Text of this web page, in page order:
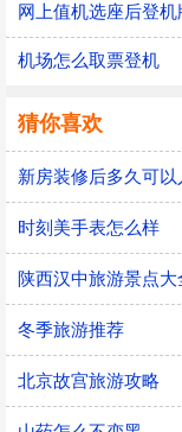
网上值机选座后登机
机场怎么取票登机
猜你喜欢
新房装修后多久可以
时刻美手表怎么样
陕西汉中旅游景点大
冬季旅游推荐
北京故宫旅游攻略